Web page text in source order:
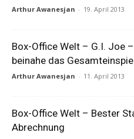
Arthur Awanesjan - 19. April 2013
Box-Office Welt – G.I. Joe
beinahe das
Arthur Awanesjan - 11. April 2013
Box-Office Welt – Bester
Abrechnung